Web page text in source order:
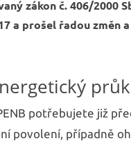
zákon č. 406/2000
a pro­šel řadou
potřebujete již
povolení, případně